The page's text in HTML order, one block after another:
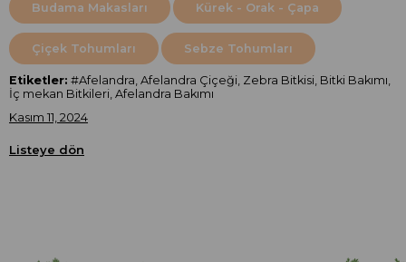
Budama Makasları Kürek - Orak - Çapa
Çiçek Tohumları Sebze Tohumları
Etiketler: #Afelandra, Afelandra Çiçeği, Zebra Bitkisi, Bitki Bakımı,
İç mekan Bitkileri, Afelandra Bakımı
Kasım 11, 2024
Listeye dön